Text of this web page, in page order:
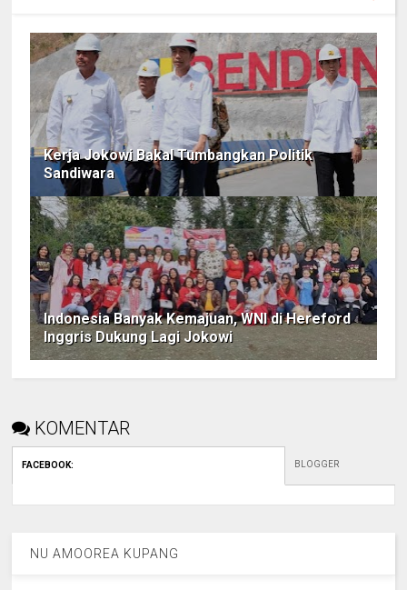
Kerja Jokowi Bakal Tumbangkan Politik
Sandiwara
Indonesia Banyak Kemajuan, WNI di Hereford
Inggris Dukung Lagi Jokowi
KOMENTAR
FACEBOOK: BLOGGER
NU AMOOREA KUPANG